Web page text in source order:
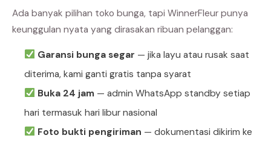
Ada banyak pilihan toko bunga, tapi WinnerFleur punya
keunggulan nyata yang dirasakan ribuan pelanggan:
Garansi bunga segar — jika layu atau rusak saat
diterima, kami ganti gratis tanpa syarat
Buka 24 jam— admin WhatsApp standby setiap
hari termasuk hari libur nasional
Foto bukti pengiriman — dokumentasi dikirim ke